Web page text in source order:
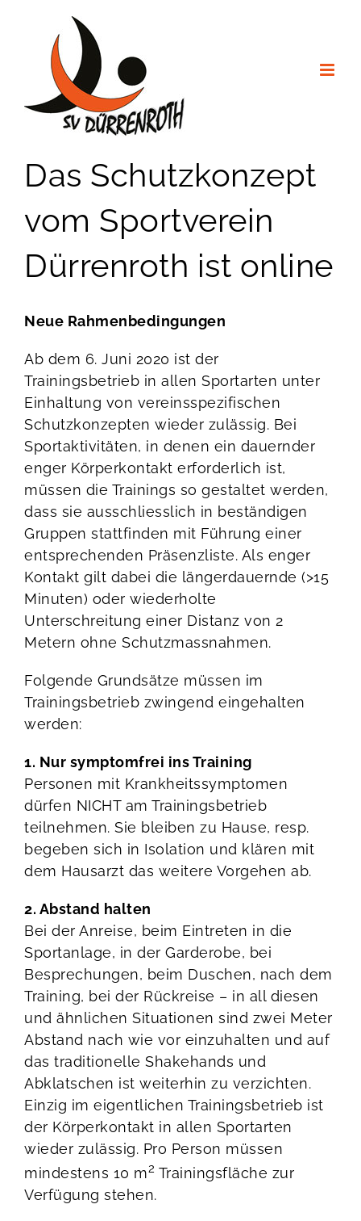
springen
Das Schutzkonzept
vom Sportverein
Dürrenroth ist online
Neue Rahmenbedingungen
Ab dem 6. Juni 2020 ist der
Trainingsbetrieb in allen Sportarten unter
Einhaltung von vereinsspezifischen
Schutzkonzepten wieder zulässig. Bei
Sportaktivitäten, in denen ein dauernder
enger Körperkontakt erforderlich ist,
müssen die Trainings so gestaltet werden,
dass sie ausschliesslich in beständigen
Gruppen stattfinden mit Führung einer
entsprechenden Präsenzliste. Als enger
Kontakt gilt dabei die längerdauernde (>15
Minuten) oder wiederholte
Unterschreitung einer Distanz von 2
Metern ohne Schutzmassnahmen.
Folgende Grundsätze müssen im
Trainingsbetrieb zwingend eingehalten
werden:
1. Nur symptomfrei ins Training
Personen mit Krankheitssymptomen
dürfen NICHT am Trainingsbetrieb
teilnehmen. Sie bleiben zu Hause, resp.
begeben sich in Isolation und klären mit
dem Hausarzt das weitere Vorgehen ab.
2. Abstand halten
Bei der Anreise, beim Eintreten in die
Sportanlage, in der Garderobe, bei
Besprechungen, beim Duschen, nach dem
Training, bei der Rückreise – in all diesen
und ähnlichen Situationen sind zwei Meter
Abstand nach wie vor einzuhalten und auf
das traditionelle Shakehands und
Abklatschen ist weiterhin zu verzichten.
Einzig im eigentlichen Trainingsbetrieb ist
der Körperkontakt in allen Sportarten
wieder zulässig. Pro Person müssen
mindestens 10 m2 Trainingsfläche zur
Verfügung stehen.